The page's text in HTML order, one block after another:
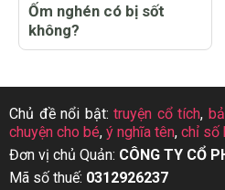
Ốm nghén có bị sốt
không?
Chủ đề nổi bật:truyện cổ tích,
chuyện cho bé, ý nghĩa tên, chỉ số
Đơn vị chủ Quản: CÔNG TY CỔ
Mã số thuế: 0312926237